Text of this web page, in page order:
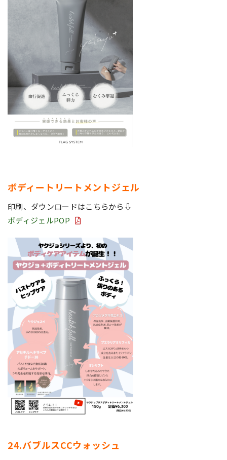
ボディートリートメントジェル
印刷、ダウンロードはこちらから⇩
ボディジェルPOP
24.バブルスCCウォッシュ